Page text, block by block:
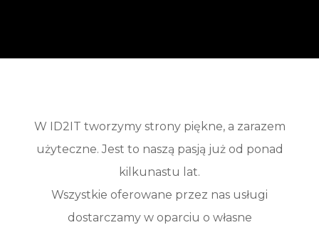
W ID2IT tworzymy strony piękne, a zarazem
użyteczne. Jest to naszą pasją już od ponad
kilkunastu lat.
Wszystkie oferowane przez nas usługi
dostarczamy w oparciu o własne